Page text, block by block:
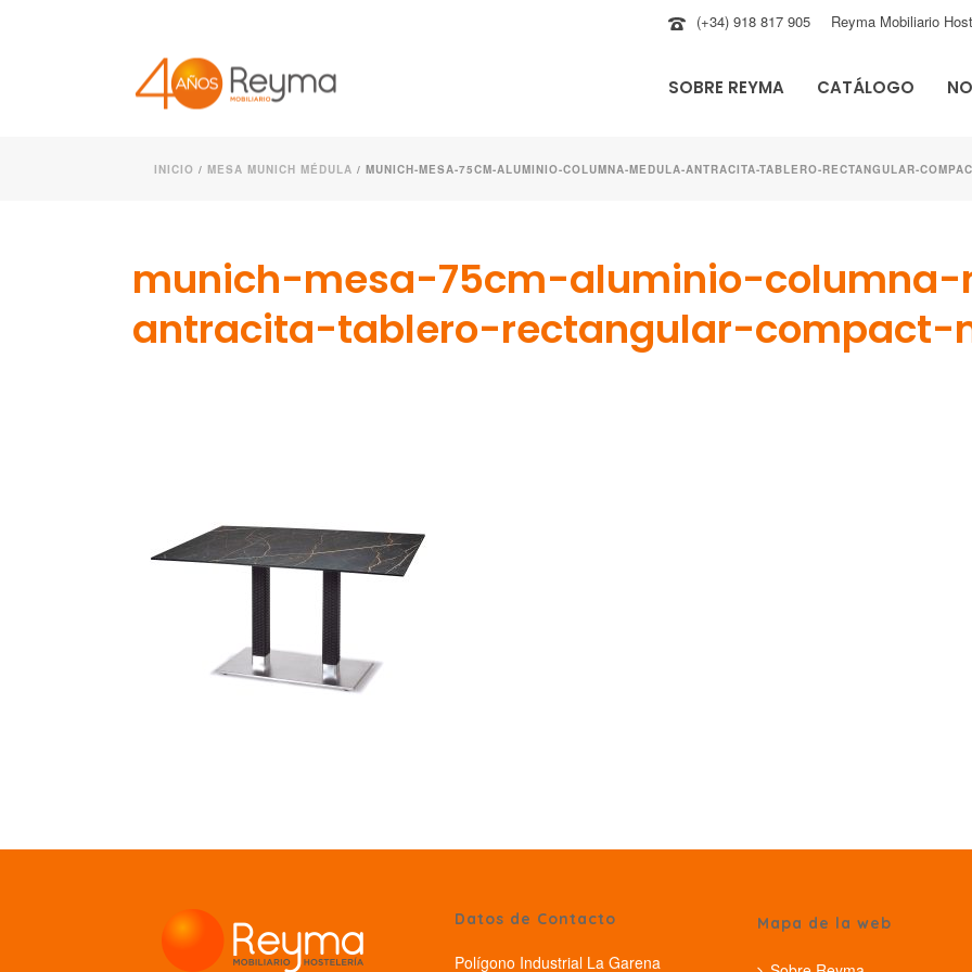
(+34) 918 817 905 Reyma Mobiliario
SOBRE REYMA CATÁLOGO
INICIO / MESA MUNICH MÉDULA / MUNICH-MESA-75CM-ALUMINIO-COLUMNA-MEDULA-ANTRACITA-TABLERO-RECTANGULAR-
munich-mesa-75cm-aluminio-
antracita-tablero-rectangular-compact-
Datos de Contacto
Polígono Industrial La Garena
Mapa de la web